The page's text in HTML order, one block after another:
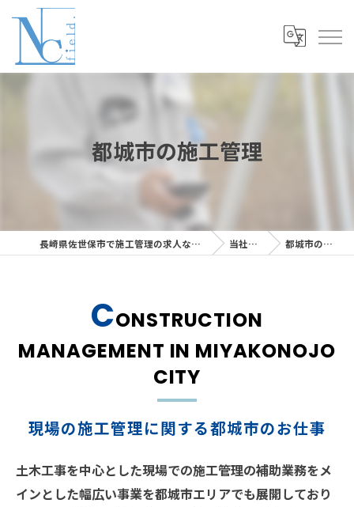
都城市の施工管理
長崎県佐世保市で施工管理の求人ならNC Field株式会社 当社を知る 都城市の施工管理
現場の施工管理に関する都城市のお仕事
CONSTRUCTION
MANAGEMENT IN MIYAKONOJO
CITY
土木工事を中心とした現場での施工管理の補助業務をメ
インとした幅広い事業を都城市エリアでも展開しており